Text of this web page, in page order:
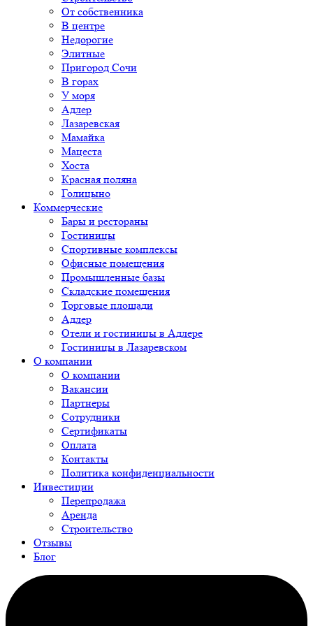
От собственника
В центре
Недорогие
Элитные
Пригород Сочи
В горах
У моря
Адлер
Лазаревская
Мамайка
Мацеста
Хоста
Красная поляна
Голицыно
Коммерческие
Бары и рестораны
Гостиницы
Спортивные комплексы
Офисные помещения
Промышленные базы
Складские помещения
Торговые площади
Адлер
Отели и гостиницы в Адлере
Гостиницы в Лазаревском
О компании
О компании
Вакансии
Партнеры
Сотрудники
Сертификаты
Оплата
Контакты
Политика конфиденциальности
Инвестиции
Перепродажа
Аренда
Строительство
Отзывы
Блог